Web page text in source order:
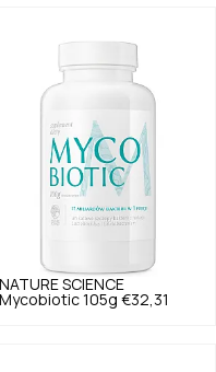
NATURE SCIENCE
Mycobiotic 105g €32,31